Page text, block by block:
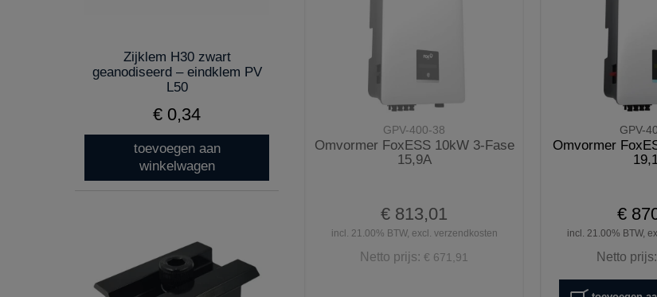
Zijklem H30 zwart
geanodiseerd – eindklem PV
L50
€ 0,34
toevoegen aan
winkelwagen
GPV-400-38
Omvormer FoxESS 10kW 3-Fase
15,9A
€ 813,01
incl. 21.00% BTW, excl. verzendkosten
Netto prijs:€ 671,91
GPV-
Omvormer
€
incl. 21.00% BTW,
Netto prijs: